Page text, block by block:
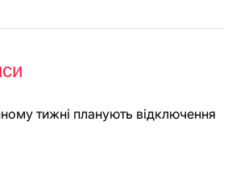
тижні планують відключення